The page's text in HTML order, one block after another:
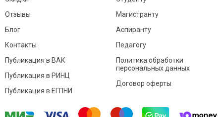
Отзывы
Блог
Контакты
Магистранту
Аспиранту
Педагогу
Публикация в ВАК
Публикация в РИНЦ
Публикация в ЕГПНИ
Политика обработки
персональных данных
Договор оферты